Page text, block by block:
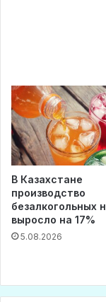
В Казахстане
производство
безалкогольных
выросло на 17%
5.08.2026